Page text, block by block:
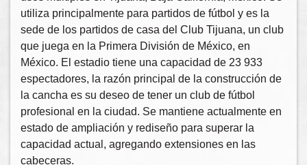
utiliza principalmente para partidos de fútbol y es la
sede de los partidos de casa del Club Tijuana, un club
que juega en la Primera División de México, en
México. El estadio tiene una capacidad de 23 933
espectadores, la razón principal de la construcción de
la cancha es su deseo de tener un club de fútbol
profesional en la ciudad. Se mantiene actualmente en
estado de ampliación y rediseño para superar la
capacidad actual, agregando extensiones en las
cabeceras.